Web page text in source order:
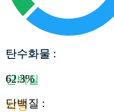
탄수화물
단백질
지방
탄수화물 :
62.3%
단백질 :